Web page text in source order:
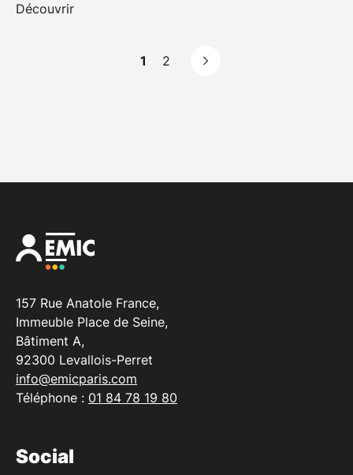
Découvrir
1 2
157 Rue Anatole France,
Immeuble Place de Seine,
Bâtiment A,
92300 Levallois-Perret
info@emicparis.com
Téléphone : 01 84 78 19 80
Social